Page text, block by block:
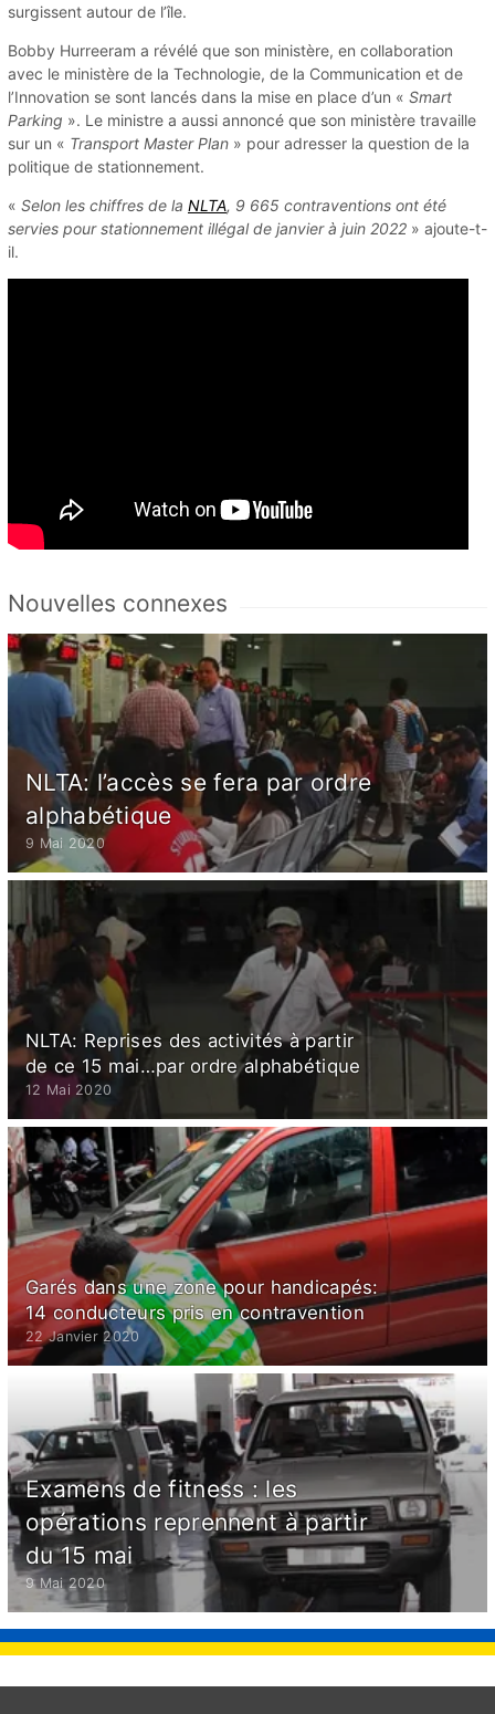
surgissent autour de l’île.
Bobby Hurreeram a révélé que son ministère, en collaboration
avec le ministère de la Technologie, de la Communication et de
l’Innovation se sont lancés dans la mise en place d’un « Smart
Parking ». Le ministre a aussi annoncé que son ministère travaille
sur un « Transport Master Plan » pour adresser la question de la
politique de stationnement.
« Selon les chiffres de la NLTA, 9 665 contraventions ont été
servies pour stationnement illégal de janvier à juin 2022 » ajoute-t-
il.
Nouvelles connexes
NLTA: l’accès se fera par ordre
alphabétique
9 Mai 2020
NLTA: Reprises des activités à partir
de ce 15 mai…par ordre alphabétique
12 Mai 2020
Garés dans une zone pour handicapés:
14 conducteurs pris en contravention
22 Janvier 2020
Examens de fitness : les
opérations reprennent à partir
du 15 mai
9 Mai 2020